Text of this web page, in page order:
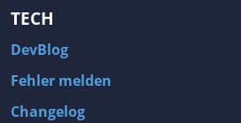
TECH
DevBlog
Fehler melden
Changelog